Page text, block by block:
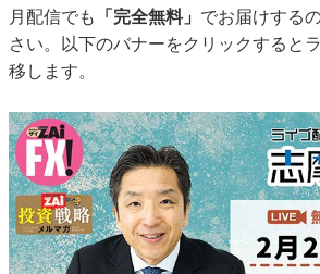
月配信でも
「完全無料」 でお届けする
さい。以下のバナーをクリックすると
移します。